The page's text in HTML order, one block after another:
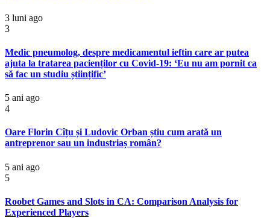
3 luni ago
3
Medic pneumolog, despre medicamentul ieftin care ar putea
ajuta la tratarea pacienților cu Covid-19: ‘Eu nu am pornit ca
să fac un studiu științific’
5 ani ago
4
Oare Florin Cîțu și Ludovic Orban știu cum arată un
antreprenor sau un industriaș român?
5 ani ago
5
Roobet Games and Slots in CA: Comparison Analysis for
Experienced Players